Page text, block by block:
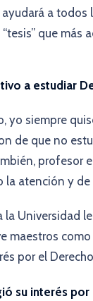
a todos
que más
a estudiar
yo siempre
de que no
profesor
la atención y
la Universidad
maestros
por el
su interés